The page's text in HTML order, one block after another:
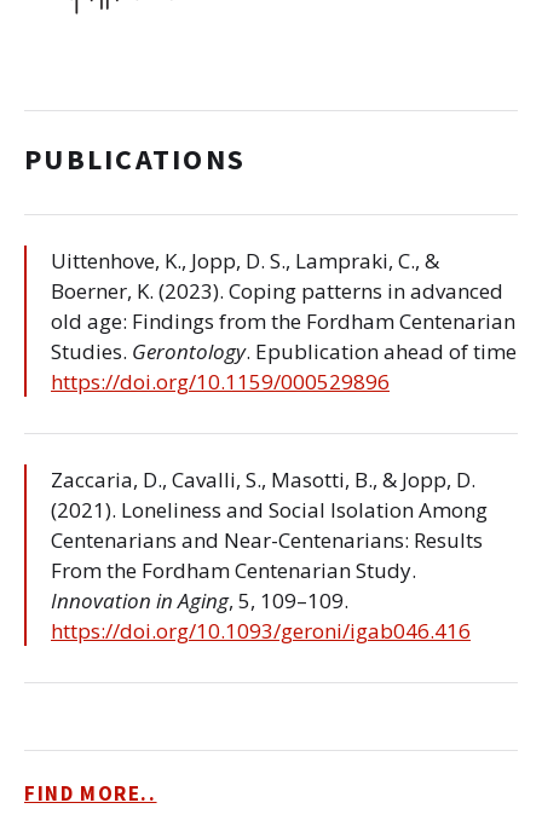
PUBLICATIONS
Uittenhove, K., Jopp, D. S., Lampraki, C., &
Boerner, K. (2023). Coping patterns in advanced
old age: Findings from the Fordham Centenarian
Studies. Gerontology. Epublication ahead of time
https://doi.org/10.1159/000529896
Zaccaria, D., Cavalli, S., Masotti, B., & Jopp, D.
(2021). Loneliness and Social Isolation Among
Centenarians and Near-Centenarians: Results
From the Fordham Centenarian Study.
Innovation in Aging, 5, 109–109.
https://doi.org/10.1093/geroni/igab046.416
FIND MORE..